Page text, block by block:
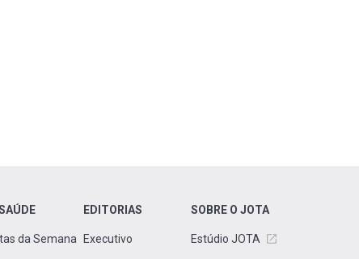
da Semana
EDITORIAS
Executivo
SOBRE O JOTA
Estúdio JOTA